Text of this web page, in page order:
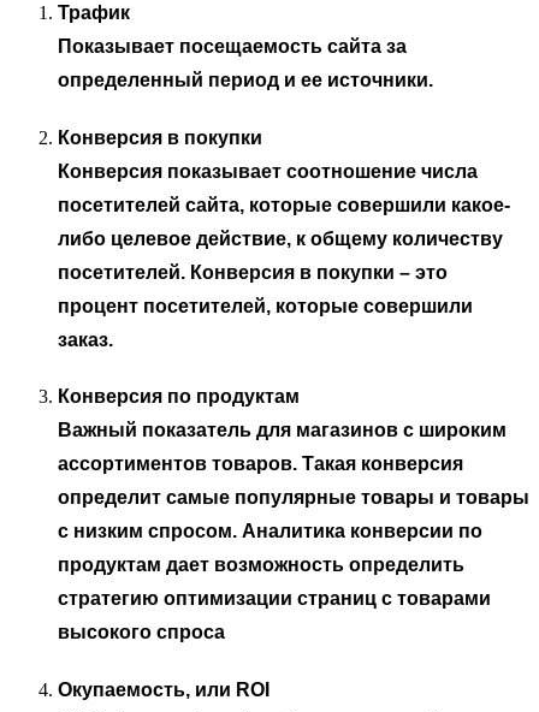
Трафик
Показывает посещаемость сайта за
определенный период и ее источники.
Конверсия в покупки
Конверсия показывает соотношение числа
посетителей сайта, которые совершили какое-
либо целевое действие, к общему количеству
посетителей. Конверсия в покупки – это
процент посетителей, которые совершили
заказ.
Конверсия по продуктам
Важный показатель для магазинов с широким
ассортиментов товаров. Такая конверсия
определит самые популярные товары и товары
с низким спросом. Аналитика конверсии по
продуктам дает возможность определить
стратегию оптимизации страниц с товарами
высокого спроса
Окупаемость, или ROI